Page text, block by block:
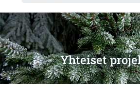
Yhteiset